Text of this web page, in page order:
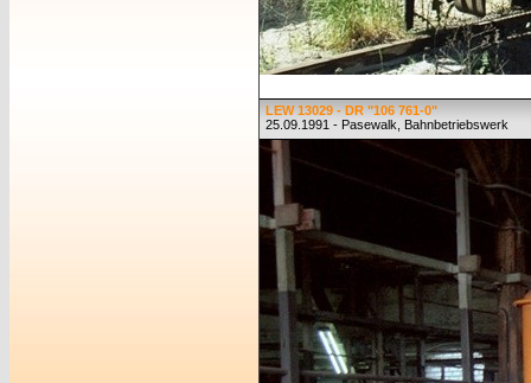
LEW 13029 - DR "106 761-0"
25.09.1991 - Pasewalk, Bahnbetriebswerk